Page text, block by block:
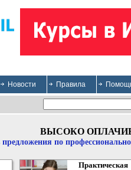
Новости Правила
ВЫСОКО
по
Практическая